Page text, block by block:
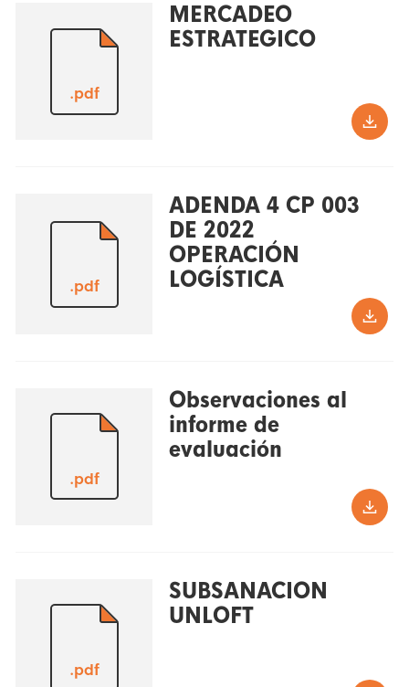
.pdf
MERCADEO
ESTRATEGICO
.pdf
ADENDA 4 CP 003
DE 2022
OPERACIÓN
LOGÍSTICA
.pdf
Observaciones al
informe de
evaluación
.pdf
SUBSANACION
UNLOFT